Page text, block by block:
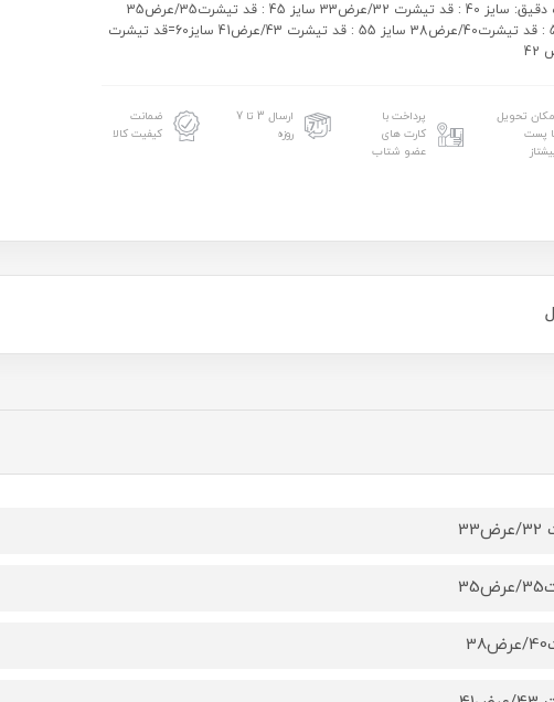
اندازه دقیق: سایز 40 : قد تیشرت 32/عرض33 سایز 45 : قد تیشرت35/عرض35
سایز 50 : قد تیشرت40/عرض38 سایز 55 : قد تیشرت 43/عرض41 سایز60=قد تیشرت
تحویل
پست
پرداخت با
کارت های
عضو شتاب
ارسال 3 تا 7
روزه
ضمانت
کیفیت کالا